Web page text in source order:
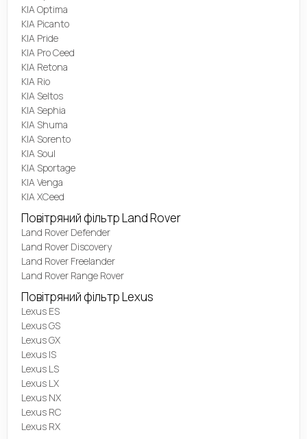
KIA Optima
KIA Picanto
KIA Pride
KIA Pro Ceed
KIA Retona
KIA Rio
KIA Seltos
KIA Sephia
KIA Shuma
KIA Sorento
KIA Soul
KIA Sportage
KIA Venga
KIA XCeed
Повітряний фільтр Land Rover
Land Rover Defender
Land Rover Discovery
Land Rover Freelander
Land Rover Range Rover
Повітряний фільтр Lexus
Lexus ES
Lexus GS
Lexus GX
Lexus IS
Lexus LS
Lexus LX
Lexus NX
Lexus RC
Lexus RX